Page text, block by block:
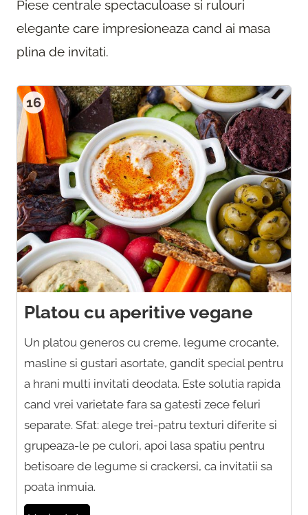
Piese centrale spectaculoase si rulouri
elegante care impresioneaza cand ai masa
plina de invitati.
16
Platou cu aperitive vegane
Un platou generos cu creme, legume crocante,
masline si gustari asortate, gandit special pentru
a hrani multi invitati deodata. Este solutia rapida
cand vrei varietate fara sa gatesti zece feluri
separate. Sfat: alege trei-patru texturi diferite si
grupeaza-le pe culori, apoi lasa spatiu pentru
betisoare de legume si crackersi, ca invitatii sa
poata inmuia.